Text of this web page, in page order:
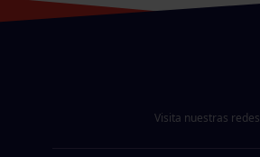
Visita nuestras redes